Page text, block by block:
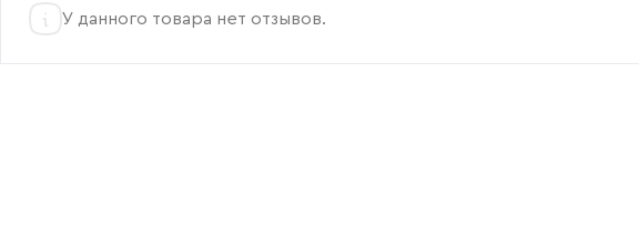
У данного товара нет отзывов.